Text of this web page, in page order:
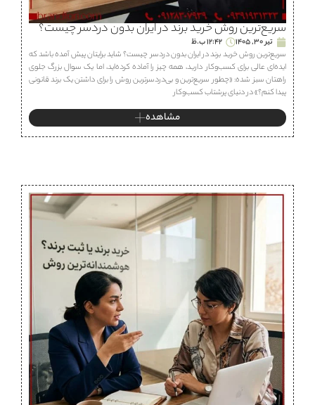
سریع‌ترین روش خرید برند در ایران بدون دردسر چیست؟
تیر 30, 1405
12:42 ب.ظ
سریع‌ترین روش خرید برند در ایران بدون دردسر چیست؟ شاید برایتان پیش آمده باشد که
ایده‌ای عالی برای کسب‌وکار دارید، همه چیز را آماده کرده‌اید، اما یک سوال بزرگ جلوی
راهتان سبز شده: «چطور سریع‌ترین و بی‌دردسرترین روش را برای داشتن یک برند قانونی
پیدا کنم؟» در دنیای پرشتاب کسب‌وکار
مشاهده